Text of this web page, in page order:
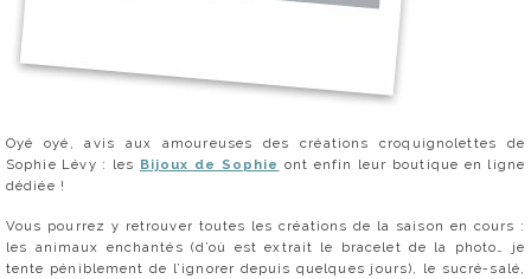
Oyé oyé, avis aux amoureuses des créations croquignolettes de
Sophie Lévy : les Bijoux de Sophie ont enfin leur boutique en ligne
dédiée !
Vous pourrez y retrouver toutes les créations de la saison en cours :
les animaux enchantés (d’où est extrait le bracelet de la photo… je
tente péniblement de l’ignorer depuis quelques jours), le sucré-salé,